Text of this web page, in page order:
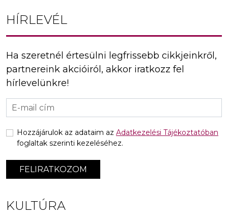
HÍRLEVÉL
Ha szeretnél értesülni legfrissebb cikkjeinkről,
partnereink akcióiról, akkor iratkozz fel
hírlevelünkre!
FELIRATKOZOM
Hozzájárulok az adataim az Adatkezelési Tájékoztatóban
foglaltak szerinti kezeléséhez.
KULTÚRA